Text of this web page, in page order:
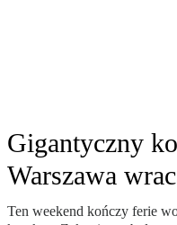
Gigantyczny
Warszawa
Ten weekend kończy ferie